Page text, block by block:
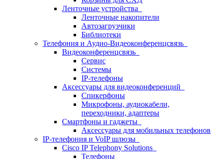
Ленточные устройства
Ленточные накопители
Автозагрузчики
Библиотеки
Телефония и Аудио-Видеоконференцсвязь
Видеоконференцсвязь
Сервис
Системы
IP-телефоны
Аксессуары для видеоконференций
Спикерфоны
Микрофоны, аудиокабели,
переходники, адаптеры
Смартфоны и гаджеты
Аксессуары для мобильных телефонов
IP-телефония и VoIP шлюзы
Cisco IP Telephony Solutions
Телефоны